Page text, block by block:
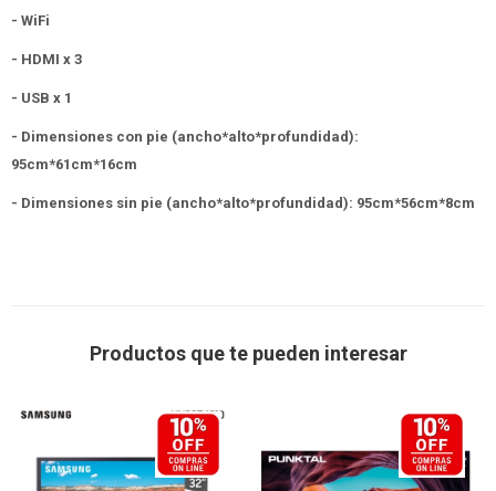
- WiFi
- HDMI x 3
- USB x 1
- Dimensiones con pie (ancho*alto*profundidad):
95cm*61cm*16cm
- Dimensiones sin pie (ancho*alto*profundidad): 95cm*56cm*8cm
Productos que te pueden interesar